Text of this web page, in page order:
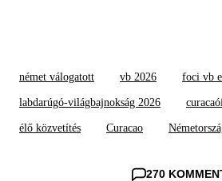
német válogatott vb 2026 foci vb
labdarúgó-világbajnokság 2026
élő közvetítés Curacao
270